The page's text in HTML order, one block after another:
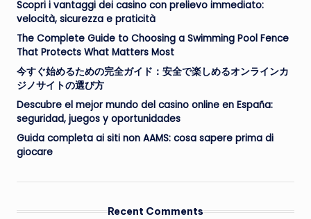
Scopri i vantaggi dei casino con prelievo immediato:
velocità, sicurezza e praticità
The Complete Guide to Choosing a Swimming Pool Fence
That Protects What Matters Most
今すぐ始めるための完全ガイド：安全で楽しめるオンラインカ
ジノサイトの選び方
Descubre el mejor mundo del casino online en España:
seguridad, juegos y oportunidades
Guida completa ai siti non AAMS: cosa sapere prima di
giocare
Recent Comments